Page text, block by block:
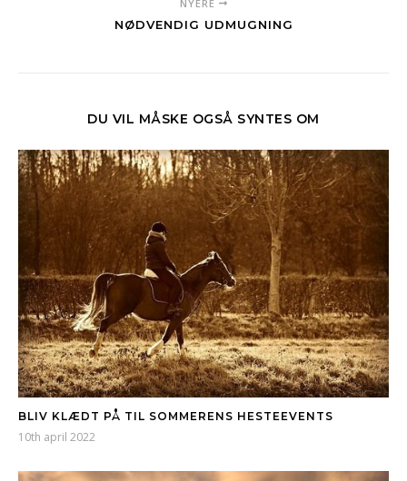
NYERE
NØDVENDIG UDMUGNING
DU VIL MÅSKE OGSÅ SYNTES OM
BLIV KLÆDT PÅ TIL SOMMERENS HESTEEVENTS
10th april 2022